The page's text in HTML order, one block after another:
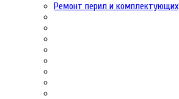
Ремонт перил и комплектующих